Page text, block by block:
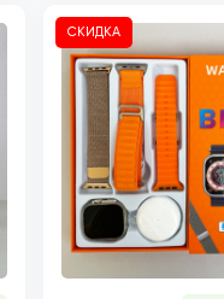
СКИДКА